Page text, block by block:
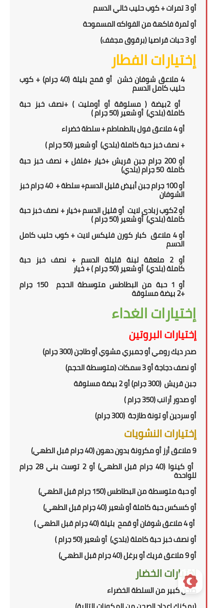
أو 3 تمرات + كوب حليب خالي الدسم
أو ثمرة فاكهة من الفواكه المسموحة
أو 3 حبات قراصيا (برقوق مجفف)
إختيارات الفطار
4 ملاعق شوفان خشن أو قمح بليلة (40 جرام) + كوب
حليب كامل الدسم
أو2بيضة ( مسلوقة أو أومليت ) +نصف خبز حبة
كاملة(بلدي) أو شعير(50 جرام
)
أو4 ملاعق فول بالطماطم + سلطة خضراء
+ نصف خبز حبة كاملة(بلدي) أو شعير(50 جرام
)
أو200 جرام جبن قريش +خيار +فلفل+ نصف خبز حبة
كاملة 50جرام (بلدي)
أو 100 جرام جبن أبيض قليل الدسم+ سلطة +
40 جرام خبز
الشوفان
أو2كوب زبادى لايت أو قليل الدسم +خيار +نصف خبز حبة
كاملة(بلدي) أو شعير(50 جرام
)
أو4 ملاعق كبار كورن فليكس لايت + كوب حليب كامل
الدسم
أو 2 ملعقة لبنة قليلة الدسم
+ نصف خبز حبة
كاملة(بلدي) أو شعير(50 جرام
) + خيار
أو 1
حبة من البطاطس متوسطة الحجم 150 جرام
+
2بيضة مسلوقة
إختيارات الغداء
إختيارات البروتين
صدر ديك رومي أو جمبري مشوي أو طاجن (300 جرام)
أو نصف دجاجة أو 3 سمكات (متوسطة الحجم)
جبن قريش (300 جرام) أو 2 بيضة مسلوقة
أوصدور أرانب (350 جرام )
أو سردين أو تونة طازجة (300 جرام)
إختيارات النشويات
9 ملاعق أرز أو مكرونة بدون دهون (40 جرام قبل الطهي)
أو كينوا (40جرام قبل الطهي) أو2 توست بني 28 جرام
للواحدة
أو حبة متوسطة من البطاطس (150 جرام قبل الطهي)
أو كسكس حبة كاملة أو شعير (40 جرام قبل الطهي)
أو 4 ملاعق شوفان أو قمح
بليلة (40 جرام قبل الطهي )
أو نصف خبز حبة كاملة(بلدي) أو شعير(50 جرام
)
أو9 ملاعق فريك أو برغل (40 جرام قبل الطهي)
إختيارات الخضار
صحن كبير من السلطة الخضراء